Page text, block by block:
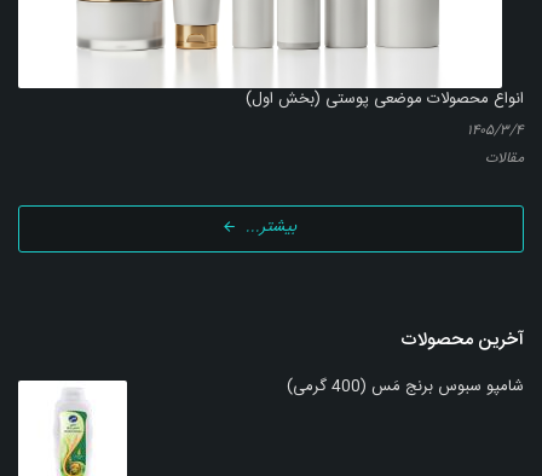
انواع محصولات موضعی پوستی (بخش اول)
۱۴۰۵/۳/۴
مقالات
بیشتر...
آخرین محصولات
شامپو سبوس برنج مَس (400 گرمی)